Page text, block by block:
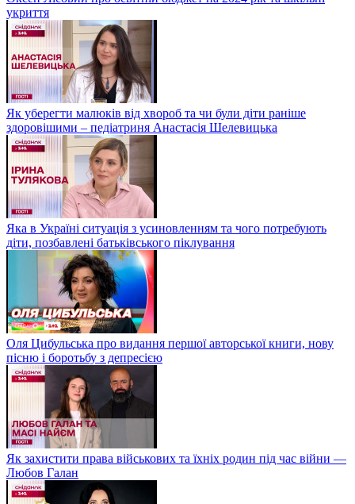
укриття
Як уберегти малюків від хвороб та чи були діти раніше
здоровішими – педіатриня Анастасія Шелевицька
Яка в Україні ситуація з усиновленням та чого потребують
діти, позбавлені батьківського піклування
Оля Цибульська про видання першої авторської книги, нову
пісню і боротьбу з депресією
Як захистити права військових та їхніх родин під час війни —
Любов Галан